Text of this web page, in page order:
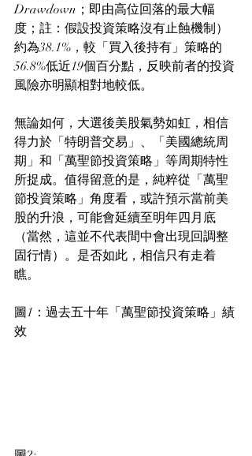
Drawdown；即由高位回落的最大幅
度；註：假設投資策略沒有止蝕機制）
約為38.1%，較「買入後持有」策略的
56.8%低近19個百分點，反映前者的投資
風險亦明顯相對地較低。
無論如何，大選後美股氣勢如虹，相信
得力於「特朗普交易」、「美國總統周
期」和「萬聖節投資策略」等周期特性
所捉成。值得留意的是，純粹從「萬聖
節投資策略」角度看，或許預示當前美
股的升浪，可能會延續至明年四月底
（當然，這並不代表間中會出現回調整
固行情）。是否如此，相信只有走着
瞧。
圖1：過去五十年「萬聖節投資策略」績
效